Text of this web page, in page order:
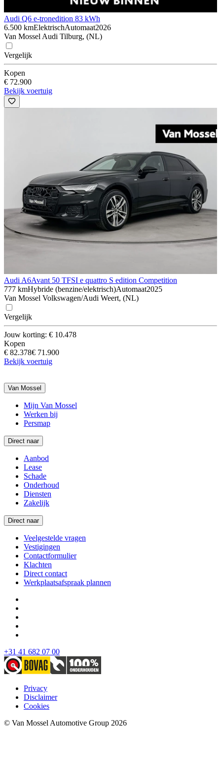
Audi Q6 e-tronedition 83 kWh
6.500 kmElektrischAutomaat2026
Van Mossel Audi Tilburg, (NL)
Vergelijk
Kopen
€ 72.900
Bekijk voertuig
Audi A6Avant 50 TFSI e quattro S edition Competition
777 kmHybride (benzine/elektrisch)Automaat2025
Van Mossel Volkswagen/Audi Weert, (NL)
Vergelijk
Jouw korting: € 10.478
Kopen
€ 82.378€ 71.900
Bekijk voertuig
Van Mossel
Mijn Van Mossel
Werken bij
Persmap
Direct naar
Aanbod
Lease
Schade
Onderhoud
Diensten
Zakelijk
Direct naar
Veelgestelde vragen
Vestigingen
Contactformulier
Klachten
Direct contact
Werkplaatsafspraak plannen
+31 41 682 07 00
Privacy
Disclaimer
Cookies
© Van Mossel Automotive Group 2026